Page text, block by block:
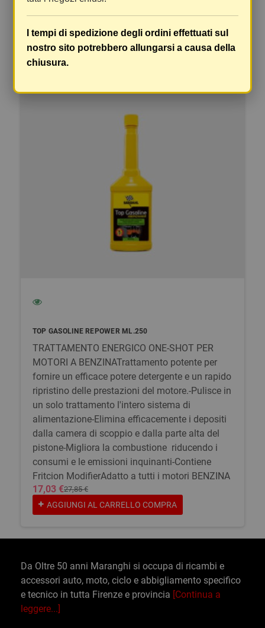
ARTICOLI ALTERNATIVI
TOP GASOLINE REPOWER ML.250
TRATTAMENTO ENERGICO ONE-SHOT PER
MOTORI A BENZINATrattamento potente per
fornire un efficace potere detergente e un rapido
ripristino delle prestazioni del motore.-Pulisce in
un solo trattamento l'intero sistema di
alimentazione-Elimina efficacemente i depositi
dalla camera di scoppio e dalla parte alta del
pistone-Migliora la combustione riducendo i
consumi e le emissioni inquinanti-Contiene
Fritcion ModifierAdatto a tutti i motori BENZINA
17,03 €27,85 €
AGGIUNGI AL CARRELLO COMPRA
I tempi di spedizione degli ordini effettuati sul
nostro sito potrebbero allungarsi a causa della
chiusura.
Da Oltre 50 anni Maranghi si occupa di ricambi e
accessori auto, moto, ciclo e abbigliamento specifico
e tecnico in tutta Firenze e provincia [Continua a
leggere...]